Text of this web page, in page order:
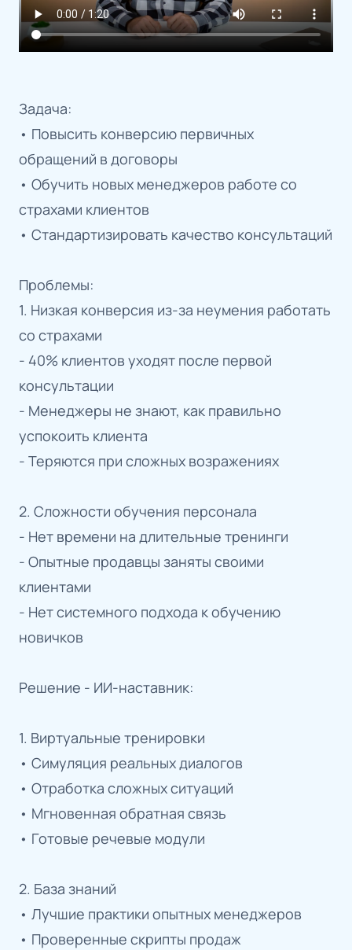
Задача:
• Повысить конверсию первичных
обращений в договоры
• Обучить новых менеджеров работе со
страхами клиентов
• Стандартизировать качество консультаций
Проблемы:
1. Низкая конверсия из-за неумения работать
со страхами
- 40% клиентов уходят после первой
консультации
- Менеджеры не знают, как правильно
успокоить клиента
- Теряются при сложных возражениях
2. Сложности обучения персонала
- Нет времени на длительные тренинги
- Опытные продавцы заняты своими
клиентами
- Нет системного подхода к обучению
новичков
Решение - ИИ-наставник:
1. Виртуальные тренировки
• Симуляция реальных диалогов
• Отработка сложных ситуаций
• Мгновенная обратная связь
• Готовые речевые модули
2. База знаний
• Лучшие практики опытных менеджеров
• Проверенные скрипты продаж